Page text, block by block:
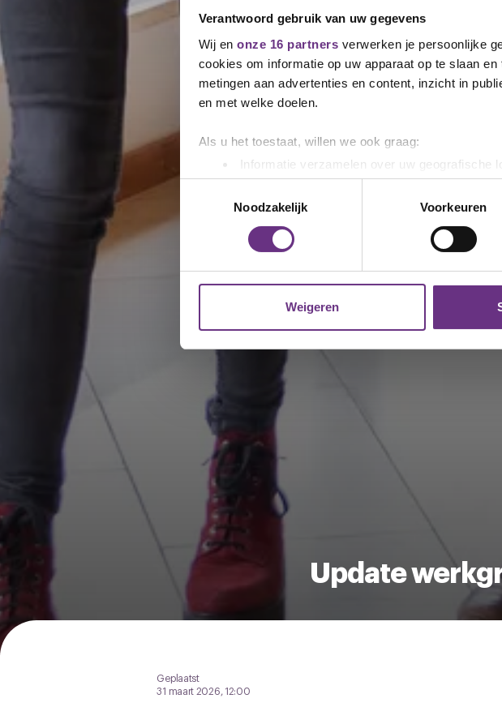
Verantwoord gebruik van uw gegevens
Wij en onze 16 partners verwerken je persoonlijke
cookies om informatie op uw apparaat op te slaan
metingen aan advertenties en content, inzicht in
en met welke doelen.
Als u het toestaat, willen we ook graag:
Informatie verzamelen over uw geografische
Uw apparaat identificeren door het actief te
Lees meer over hoe uw persoonlijke gegevens
toestemming op elk moment wijzigen of intrekken in
websiteverkeer te analyseren. Ook delen we
media, adverteren en analyse. Deze partners
U kunt uw toestemming op elk moment wijzigen of
cookie-instellingenicoontje linksonder op de pagina.
Noodzakelijk
Voorkeuren
Weigeren
Update
Geplaatst
31 maart 2026, 12:00